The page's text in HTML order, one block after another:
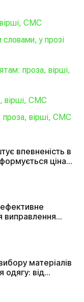
СМС
у прозі
проза, вірші,
вірші, СМС
проза, вірші, СМС
впевненість в
ціна
виправлення
матеріалів
одягу: від